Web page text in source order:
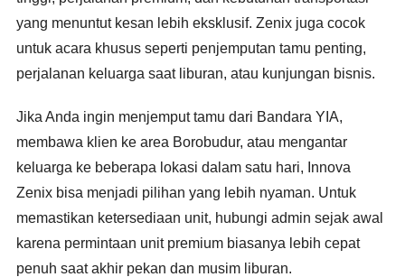
yang menuntut kesan lebih eksklusif. Zenix juga cocok
untuk acara khusus seperti penjemputan tamu penting,
perjalanan keluarga saat liburan, atau kunjungan bisnis.
Jika Anda ingin menjemput tamu dari Bandara YIA,
membawa klien ke area Borobudur, atau mengantar
keluarga ke beberapa lokasi dalam satu hari, Innova
Zenix bisa menjadi pilihan yang lebih nyaman. Untuk
memastikan ketersediaan unit, hubungi admin sejak awal
karena permintaan unit premium biasanya lebih cepat
penuh saat akhir pekan dan musim liburan.